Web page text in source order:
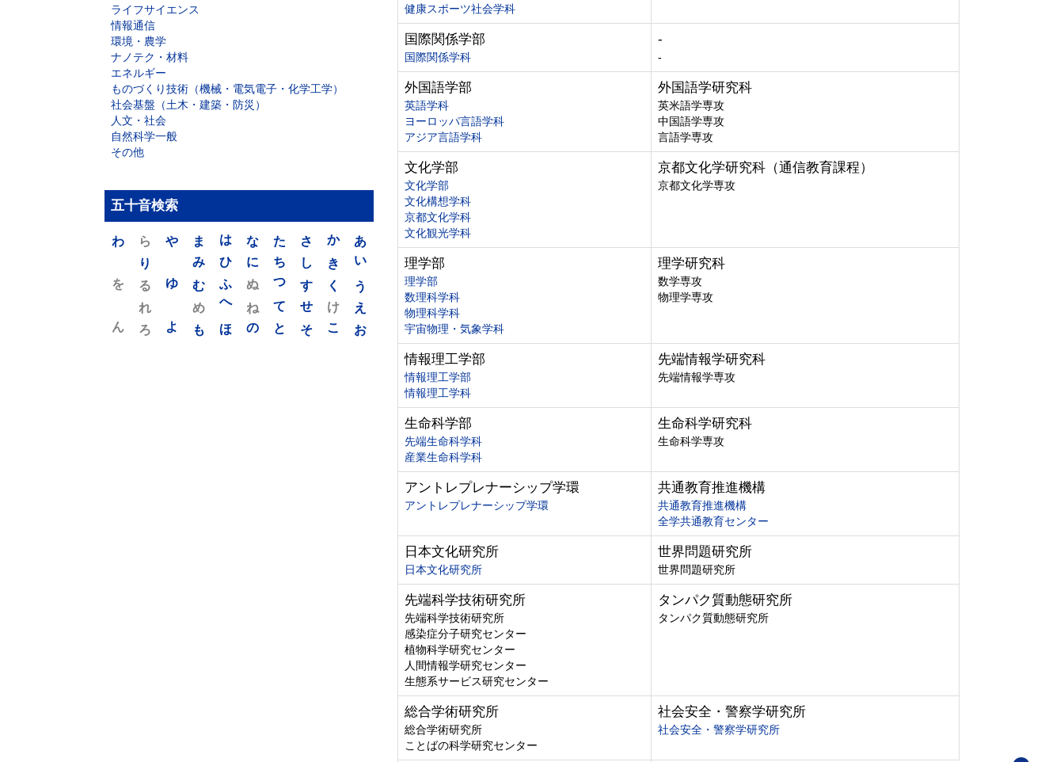
ライフサイエンス
情報通信
環境・農学
ナノテク・材料
エネルギー
ものづくり技術（機械・電気電子・化学工学）
社会基盤（土木・建築・防災）
人文・社会
自然科学一般
その他
五十音検索
あ
い
う
え
お
か
き
く
け
こ
さ
し
す
せ
そ
た
ち
つ
て
と
な
に
ぬ
ね
の
は
ひ
ふ
へ
ほ
ま
み
む
め
も
や
ゆ
よ
ら
り
る
れ
ろ
わ
を
ん
健康スポーツ社会学科
国際関係学部
国際関係学科
-
-
外国語学部
英語学科
ヨーロッパ言語学科
アジア言語学科
外国語学研究科
英米語学専攻
中国語学専攻
言語学専攻
文化学部
文化学部
文化構想学科
京都文化学科
文化観光学科
京都文化学研究科（通信教育課程）
京都文化学専攻
理学部
理学部
数理科学科
物理科学科
宇宙物理・気象学科
理学研究科
数学専攻
物理学専攻
情報理工学部
情報理工学部
情報理工学科
先端情報学研究科
先端情報学専攻
生命科学部
先端生命科学科
産業生命科学科
生命科学研究科
生命科学専攻
アントレプレナーシップ学環
アントレプレナーシップ学環
共通教育推進機構
共通教育推進機構
全学共通教育センター
日本文化研究所
日本文化研究所
世界問題研究所
世界問題研究所
先端科学技術研究所
先端科学技術研究所
感染症分子研究センター
植物科学研究センター
人間情報学研究センター
生態系サービス研究センター
タンパク質動態研究所
タンパク質動態研究所
総合学術研究所
総合学術研究所
ことばの科学研究センター
社会安全・警察学研究所
社会安全・警察学研究所